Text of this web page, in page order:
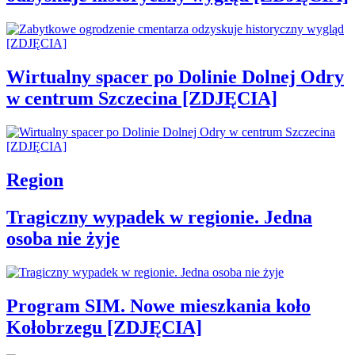
Wirtualny spacer po Dolinie Dolnej Odry
w centrum Szczecina [ZDJĘCIA]
Region
Tragiczny wypadek w regionie. Jedna
osoba nie żyje
Program SIM. Nowe mieszkania koło
Kołobrzegu [ZDJĘCIA]